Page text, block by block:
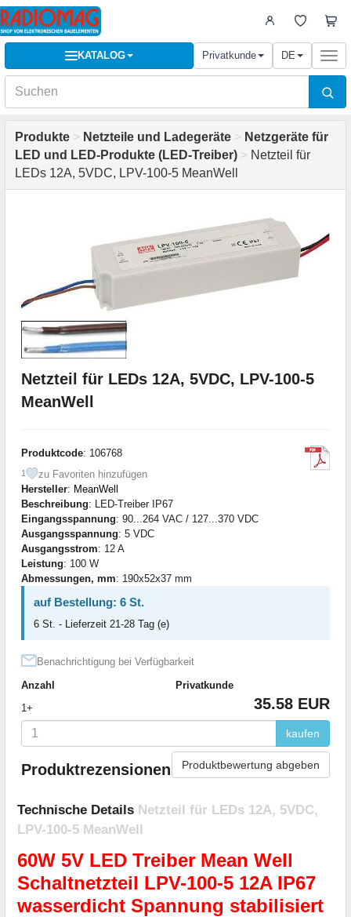
KATALOG Privatkunde DE
Produkte > Netzteile und Ladegeräte > Netzgeräte für
LED und LED-Produkte (LED-Treiber) > Netzteil für
LEDs 12A, 5VDC, LPV-100-5 MeanWell
Netzteil für LEDs 12A, 5VDC, LPV-100-5
MeanWell
Produktcode: 106768
1
zu Favoriten hinzufügen
Hersteller: MeanWell
Beschreibung: LED-Treiber IP67
Eingangsspannung: 90...264 VAC / 127...370 VDC
Ausgangsspannung: 5 VDC
Ausgangsstrom: 12 A
Leistung: 100 W
Abmessungen, mm: 190x52x37 mm
auf Bestellung: 6 St.
6 St. - Lieferzeit 21-28 Tag (e)
Benachrichtigung bei Verfügbarkeit
Anzahl
Privatkunde
1+
35.58 EUR
kaufen
Produktrezensionen Produktbewertung abgeben
Technische Details Netzteil für LEDs 12A, 5VDC,
LPV-100-5 MeanWell
60W 5V LED Treiber Mean Well
Schaltnetzteil LPV-100-5 12A IP67
wasserdicht Spannung stabilisiert